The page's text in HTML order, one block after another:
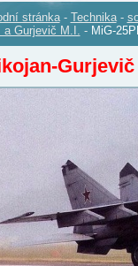
stránka - Technika -
a Gurjevič M.I. - MiG-
Gurjevič